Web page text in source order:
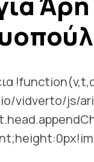
vidverto/js/